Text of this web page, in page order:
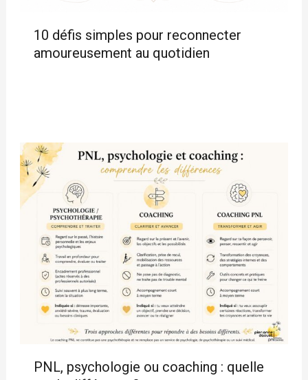
10 défis simples pour reconnecter
amoureusement au quotidien
PNL, psychologie ou coaching : quelle